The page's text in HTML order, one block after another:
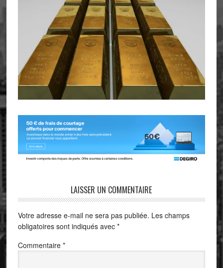
LAISSER UN COMMENTAIRE
Votre adresse e-mail ne sera pas publiée. Les champs
obligatoires sont indiqués avec *
Commentaire *